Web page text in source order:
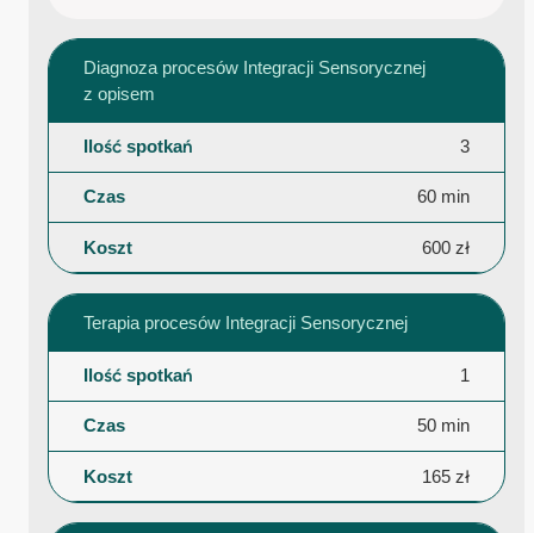
Diagnoza procesów Integracji Sensorycznej
z opisem
3
60 min
600 zł
Terapia procesów Integracji Sensorycznej
1
50 min
165 zł